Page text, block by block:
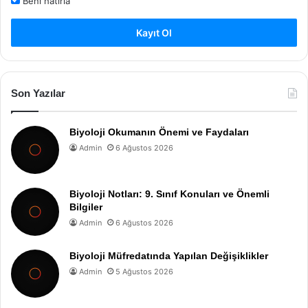
Kayıt Ol
Son Yazılar
Biyoloji Okumanın Önemi ve Faydaları
Admin 6 Ağustos 2026
Biyoloji Notları: 9. Sınıf Konuları ve Önemli
Bilgiler
Admin 6 Ağustos 2026
Biyoloji Müfredatında Yapılan Değişiklikler
Admin 5 Ağustos 2026